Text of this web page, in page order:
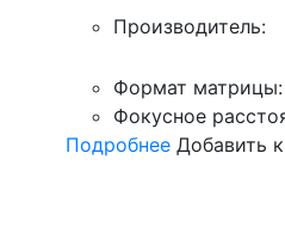
Производитель:
Формат матрицы:
Фокусное
Подробнее Добавить